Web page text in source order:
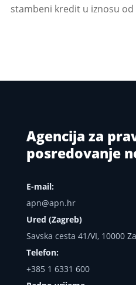
stambeni kredit u iznosu
Agencija za
posredovanje
E-mail:
apn@apn.hr
Ured (Zagreb)
Savska cesta 41/VI, 10000
Telefon:
+385 1 6331 600